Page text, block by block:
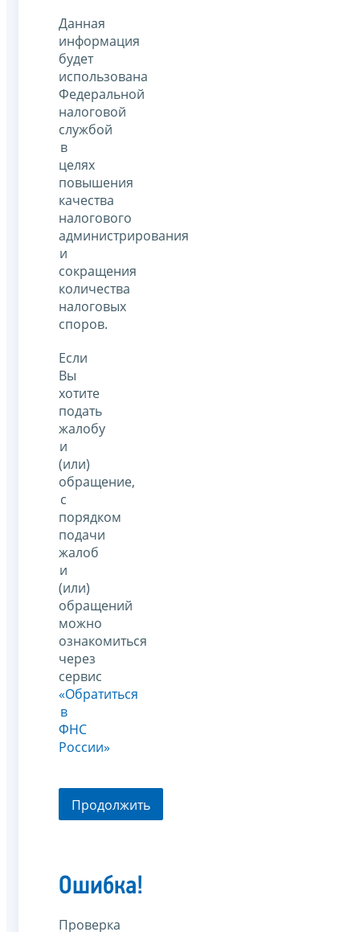
Данная
информация
будет
использована
Федеральной
налоговой
службой
в
целях
повышения
качества
налогового
администрирования
и
сокращения
количества
налоговых
споров.
Если
Вы
хотите
подать
жалобу
и
(или)
обращение,
с
порядком
подачи
жалоб
и
(или)
обращений
можно
ознакомиться
через
сервис
«Обратиться
в
ФНС
России»
Продолжить
Ошибка!
Проверка